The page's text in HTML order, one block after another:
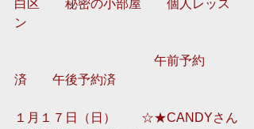
白区　　秘密の小部屋　　個人レッス
ン
午前予約
済　　午後予約済
１月１７日（日）　　☆★CANDYさん